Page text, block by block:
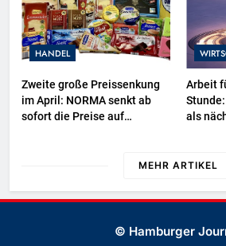
HANDEL
Zweite große Preissenkung
im April: NORMA senkt ab
sofort die Preise auf
LECKERROM, CREMISEE,
herzhafter Genuss
Arbeit
als
MEHR ARTIKEL
© Hamburger